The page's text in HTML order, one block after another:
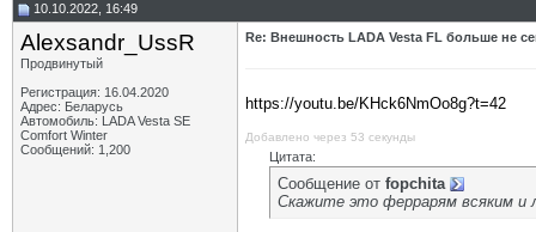
10.10.2022, 16:49
Alexsandr_UssR
Продвинутый
Регистрация: 16.04.2020
Адрес: Беларусь
Автомобиль: LADA Vesta SE
Comfort Winter
Сообщений: 1,200
Re: Внешность LADA Vesta FL больше не
https://youtu.be/KHck6NmOo8g?t=42
Добавлено через 53 секунды
Цитата:
Сообщение от fopchita
Скажите это феррарям всяким и